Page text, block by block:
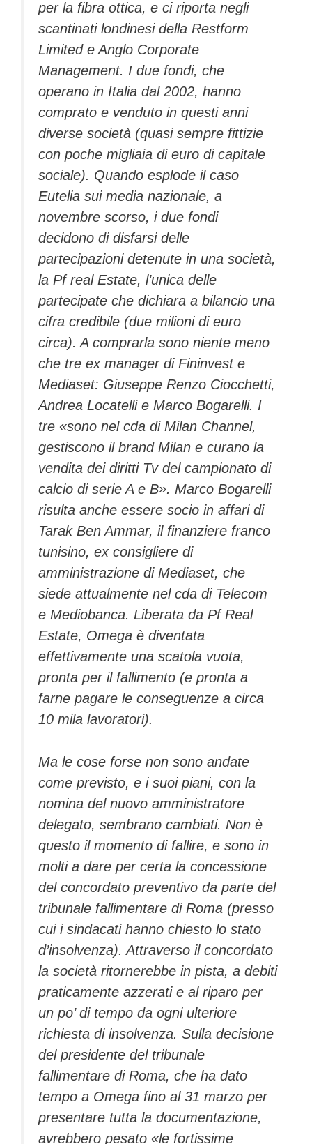
per la fibra ottica, e ci riporta negli
scantinati londinesi della Restform
Limited e Anglo Corporate
Management. I due fondi, che
operano in Italia dal 2002, hanno
comprato e venduto in questi anni
diverse società (quasi sempre fittizie
con poche migliaia di euro di capitale
sociale). Quando esplode il caso
Eutelia sui media nazionale, a
novembre scorso, i due fondi
decidono di disfarsi delle
partecipazioni detenute in una società,
la Pf real Estate, l’unica delle
partecipate che dichiara a bilancio una
cifra credibile (due milioni di euro
circa). A comprarla sono niente meno
che tre ex manager di Fininvest e
Mediaset: Giuseppe Renzo Ciocchetti,
Andrea Locatelli e Marco Bogarelli. I
tre «sono nel cda di Milan Channel,
gestiscono il brand Milan e curano la
vendita dei diritti Tv del campionato di
calcio di serie A e B». Marco Bogarelli
risulta anche essere socio in affari di
Tarak Ben Ammar, il finanziere franco
tunisino, ex consigliere di
amministrazione di Mediaset, che
siede attualmente nel cda di Telecom
e Mediobanca. Liberata da Pf Real
Estate, Omega è diventata
effettivamente una scatola vuota,
pronta per il fallimento (e pronta a
farne pagare le conseguenze a circa
10 mila lavoratori).
Ma le cose forse non sono andate
come previsto, e i suoi piani, con la
nomina del nuovo amministratore
delegato, sembrano cambiati. Non è
questo il momento di fallire, e sono in
molti a dare per certa la concessione
del concordato preventivo da parte del
tribunale fallimentare di Roma (presso
cui i sindacati hanno chiesto lo stato
d’insolvenza). Attraverso il concordato
la società ritornerebbe in pista, a debiti
praticamente azzerati e al riparo per
un po’ di tempo da ogni ulteriore
richiesta di insolvenza. Sulla decisione
del presidente del tribunale
fallimentare di Roma, che ha dato
tempo a Omega fino al 31 marzo per
presentare tutta la documentazione,
avrebbero pesato «le fortissime